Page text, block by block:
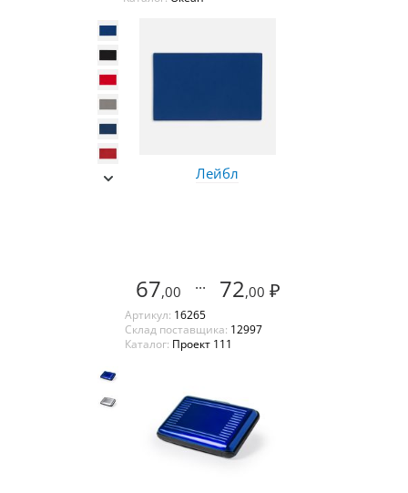
Лейбл
67,00 ... 72,00 ₽
Артикул: 16265
Склад поставщика: 12997
Каталог: Проект 111